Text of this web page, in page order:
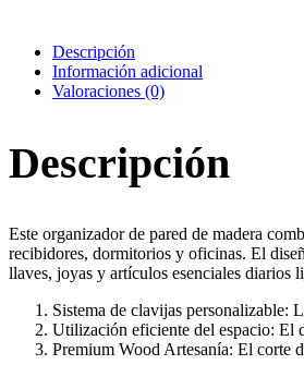
Descripción
Información adicional
Valoraciones (0)
Descripción
Este organizador de pared de madera
recibidores, dormitorios y oficinas. El
llaves, joyas y artículos esenciales diarios
Sistema de clavijas personalizable:
Utilización eficiente del espacio: El
Premium Wood Artesanía: El corte